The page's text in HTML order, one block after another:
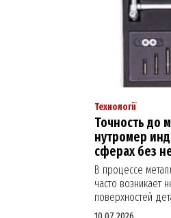
Технології
Точность до
нутромер
сферах без
В процессе
часто возникает
поверхностей